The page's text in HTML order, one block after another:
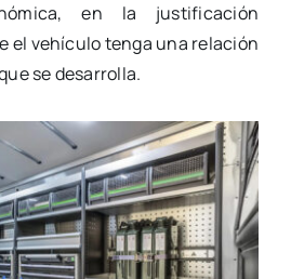
en la justificación
el vehículo tenga una relación
se desarrolla.